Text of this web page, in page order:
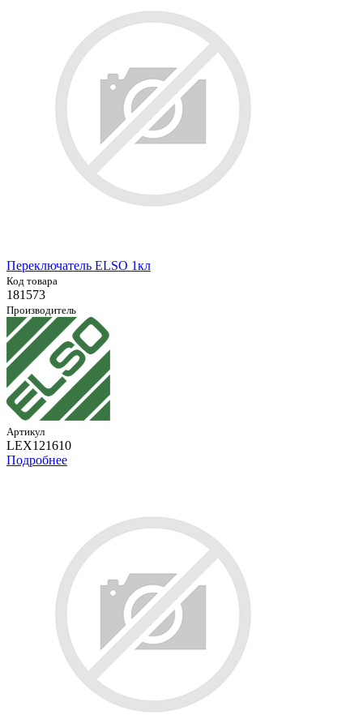
Переключатель ELSO 1кл
Код товара
181573
Производитель
Артикул
LEX121610
Подробнее